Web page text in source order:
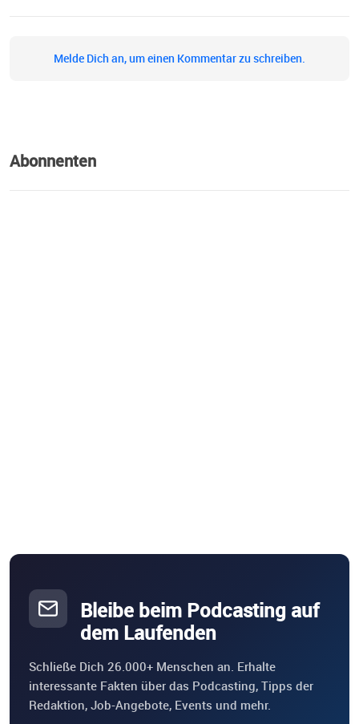
Melde Dich an, um einen Kommentar zu schreiben.
Abonnenten
Bleibe beim Podcasting auf
dem Laufenden
Schließe Dich 26.000+ Menschen an. Erhalte
interessante Fakten über das Podcasting, Tipps der
Redaktion, Job-Angebote, Events und mehr.